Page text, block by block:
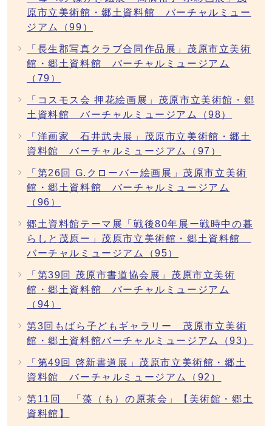
原市立美術館・郷土資料館 バーチャルミュー
ジアム（99）
「長生郡写真クラブ合同作品展」茂原市立美術
館・郷土資料館 バーチャルミュージアム
（79）
「コスモス会 押花絵画展」茂原市立美術館・郷
土資料館 バーチャルミュージアム（98）
「洋画家 石井武夫展」茂原市立美術館・郷土
資料館 バーチャルミュージアム（97）
「第26回 G.クローバー絵画展」茂原市立美術
館・郷土資料館 バーチャルミュージアム
（96）
郷土資料館テーマ展「戦後80年展ー戦時中の暮
らしと茂原ー」茂原市立美術館・郷土資料館
バーチャルミュージアム（95）
「第39回 茂原市書道協会展」茂原市立美術
館・郷土資料館 バーチャルミュージアム
（94）
第3回もばら子どもギャラリー 茂原市立美術
館・郷土資料館バーチャルミュージアム（93）
「第49回 啓新書道展」茂原市立美術館・郷土
資料館 バーチャルミュージアム（92）
第11回 「藻（も）の原茶会」【美術館・郷土
資料館】